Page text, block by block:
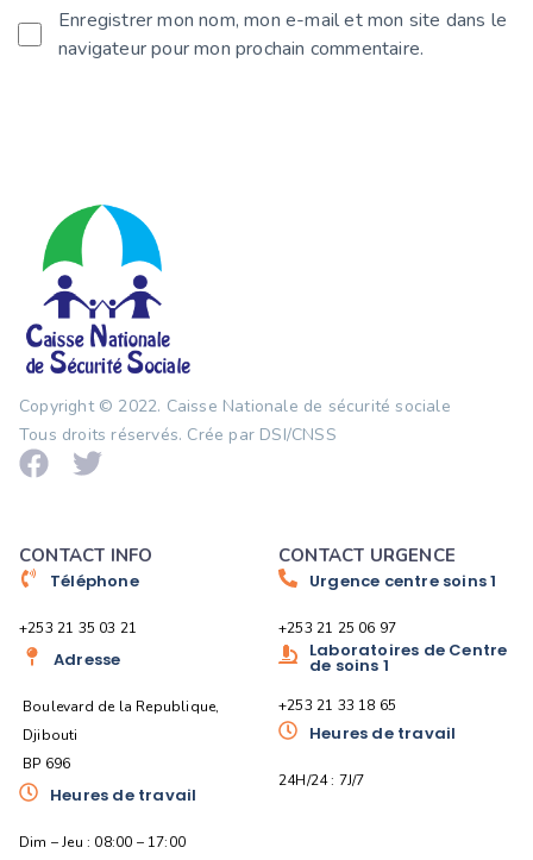
Enregistrer mon nom, mon e-mail et mon site dans le
navigateur pour mon prochain commentaire.
Copyright © 2022. Caisse Nationale de sécurité sociale
Tous droits réservés. Crée par DSI/CNSS
CONTACT INFO
Téléphone
+253 21 35 03 21
Adresse
Boulevard de la Republique,
Djibouti
BP 696
Heures de travail
Dim – Jeu : 08:00 – 17:00
CONTACT URGENCE
Urgence centre soins 1
+253 21 25 06 97
Laboratoires de Centre
de soins 1
+253 21 33 18 65
Heures de travail
24H/24 : 7J/7